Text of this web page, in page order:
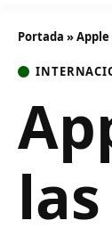
Portada »